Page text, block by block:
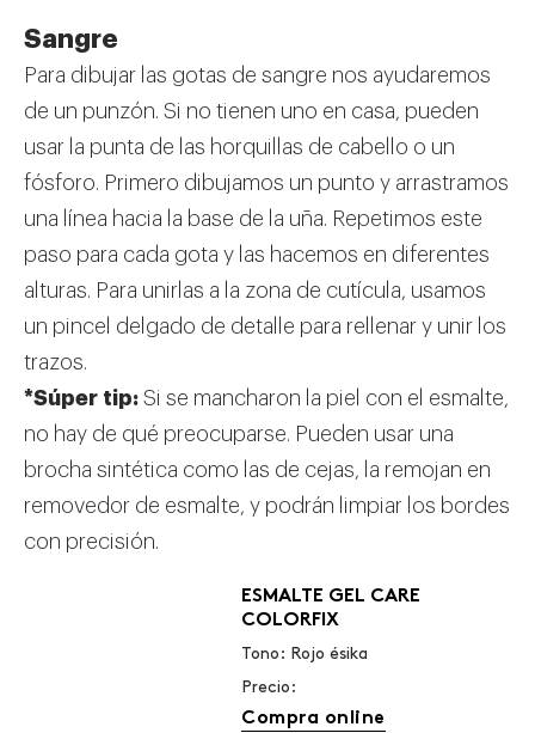
Sangre
Para dibujar las gotas de sangre nos ayudaremos
de un punzón. Si no tienen uno en casa, pueden
usar la punta de las horquillas de cabello o un
fósforo. Primero dibujamos un punto y arrastramos
una línea hacia la base de la uña. Repetimos este
paso para cada gota y las hacemos en diferentes
alturas. Para unirlas a la zona de cutícula, usamos
un pincel delgado de detalle para rellenar y unir los
trazos.
*Súper tip: Si se mancharon la piel con el esmalte,
no hay de qué preocuparse. Pueden usar una
brocha sintética como las de cejas, la remojan en
removedor de esmalte, y podrán limpiar los bordes
con precisión.
ESMALTE GEL CARE
COLORFIX
Tono: Rojo ésika
Precio:
Compra online